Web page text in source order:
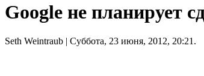
Google не планирует
Seth Weintraub | Суббота, 23 июня, 2012, 20:21.